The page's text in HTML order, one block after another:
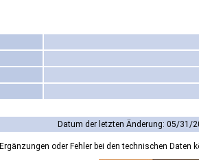
Datum der letzten Änderung: 05/31/
Ergänzungen oder Fehler bei den technischen Daten